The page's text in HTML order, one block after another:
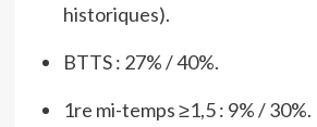
historiques).
BTTS : 27% / 40%.
1re mi-temps ≥1,5 : 9% / 30%.